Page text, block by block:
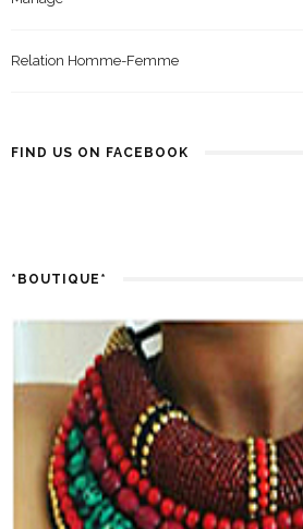
Relation Homme-Femme
FIND US ON FACEBOOK
*BOUTIQUE*